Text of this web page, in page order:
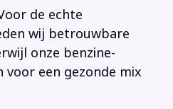
de echte
wij betrouwbare
onze benzine-
voor een gezonde mix